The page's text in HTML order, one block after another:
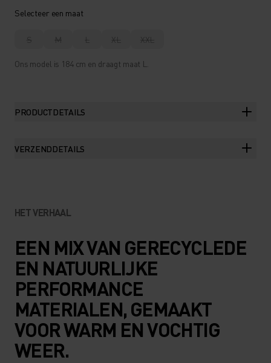
Selecteer een maat
S M L XL XXL
Ons model is 184 cm en draagt maat L.
PRODUCTDETAILS
VERZENDDETAILS
HET VERHAAL
EEN MIX VAN GERECYCLEDE
EN NATUURLIJKE
PERFORMANCE
MATERIALEN, GEMAAKT
VOOR WARM EN VOCHTIG
WEER.